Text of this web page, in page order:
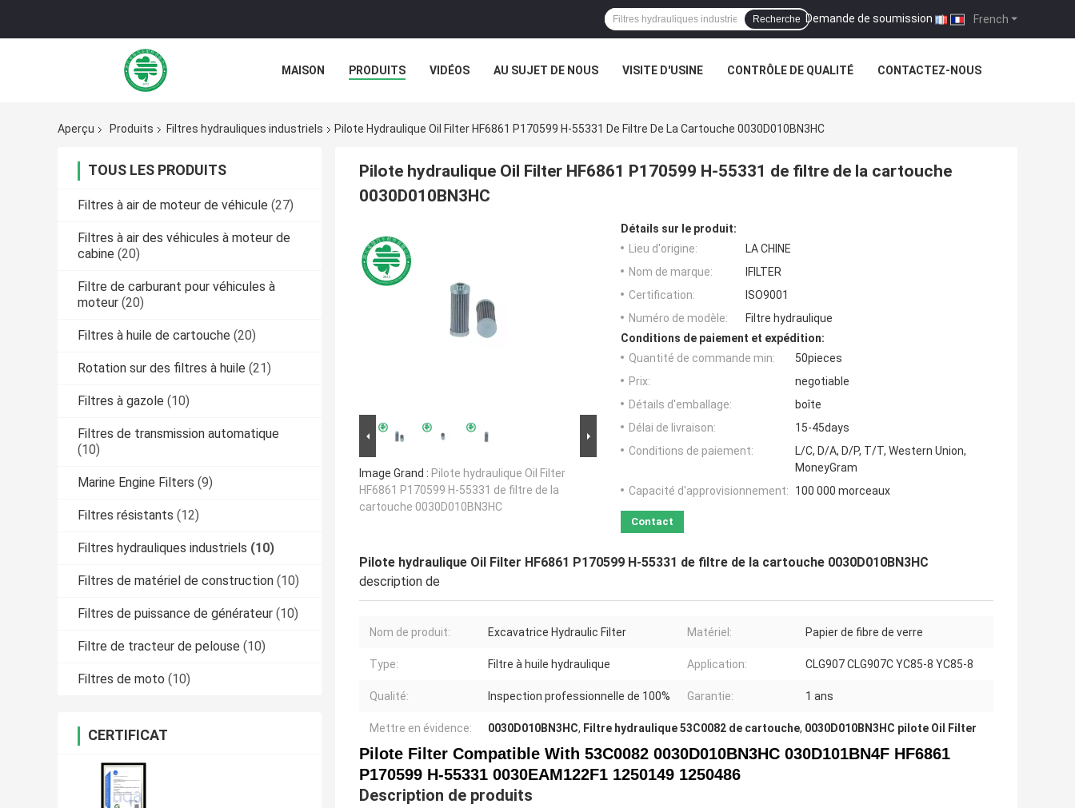
French
Demande de soumission |
Recherche
MAISON PRODUITS VIDÉOS AU SUJET DE NOUS VISITE D'USINE CONTRÔLE DE QUALITÉ CONTACTEZ-NOUS
Aperçu
Produits Filtres hydrauliques industriels Pilote Hydraulique Oil Filter HF6861 P170599 H-55331 De Filtre De La Cartouche 0030D010BN3HC
TOUS LES PRODUITS
Filtres à air de moteur de véhicule (27)
Filtres à air des véhicules à moteur de
cabine (20)
Filtre de carburant pour véhicules à
moteur (20)
Filtres à huile de cartouche (20)
Rotation sur des filtres à huile (21)
Filtres à gazole (10)
Filtres de transmission automatique
(10)
Marine Engine Filters (9)
Filtres résistants (12)
Filtres hydrauliques industriels (10)
Filtres de matériel de construction (10)
Filtres de puissance de générateur (10)
Filtre de tracteur de pelouse (10)
Filtres de moto (10)
CERTIFICAT
Pilote hydraulique Oil Filter HF6861 P170599 H-55331 de filtre de la cartouche
0030D010BN3HC
Image Grand : Pilote hydraulique Oil Filter
HF6861 P170599 H-55331 de filtre de la
cartouche 0030D010BN3HC
Détails sur le produit:
Lieu d'origine:
LA CHINE
Nom de marque:
IFILTER
Certification:
ISO9001
Numéro de modèle:
Filtre hydraulique
Conditions de paiement et expédition:
Quantité de commande min:
50pieces
Prix:
negotiable
Détails d'emballage:
boîte
Délai de livraison:
15-45days
Conditions de paiement:
L/C, D/A, D/P, T/T, Western Union,
MoneyGram
Capacité d'approvisionnement:
100 000 morceaux
Contact
Pilote hydraulique Oil Filter HF6861 P170599 H-55331 de filtre de la cartouche 0030D010BN3HC
description de
Nom de produit: Excavatrice Hydraulic Filter Matériel: Papier de fibre de verre
Type: Filtre à huile hydraulique Application: CLG907 CLG907C YC85-8 YC85-8
Qualité: Inspection professionnelle de 100% Garantie: 1 ans
Mettre en évidence: 0030D010BN3HC, Filtre hydraulique 53C0082 de cartouche, 0030D010BN3HC pilote Oil Filter
Pilote Filter Compatible With 53C0082 0030D010BN3HC 030D101BN4F HF6861
P170599 H-55331 0030EAM122F1 1250149 1250486
Description de produits